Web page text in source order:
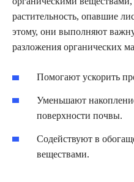
растительность, опавшие
этому, они выполняют
разложения органических
Помогают ускорить
Уменьшают
поверхности почвы.
Содействуют в
веществами.